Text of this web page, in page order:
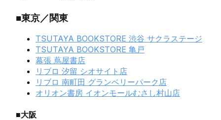
■東京／関東
TSUTAYA BOOKSTORE 渋谷 サクラステージ
TSUTAYA BOOKSTORE 亀戸
幕張 蔦屋書店
リブロ 汐留 シオサイト店
リブロ 南町田 グランベリーパーク店
オリオン書房 イオンモールむさし村山店
■大阪